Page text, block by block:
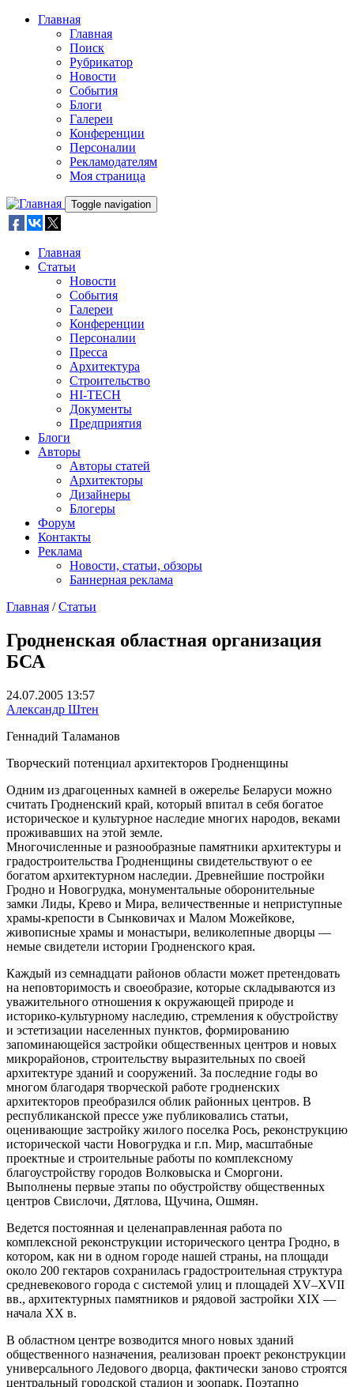
Skip to main content
Главная
Главная
Поиск
Рубрикатор
Новости
События
Блоги
Галереи
Конференции
Персоналии
Рекламодателям
Моя страница
Toggle navigation
Главная
Статьи
Новости
События
Галереи
Конференции
Персоналии
Пресса
Архитектура
Строительство
HI-TECH
Документы
Предприятия
Блоги
Авторы
Авторы статей
Архитекторы
Дизайнеры
Блогеры
Форум
Контакты
Реклама
Новости, статьи, обзоры
Баннерная реклама
Главная / Статьи
Гродненская областная организация
БСА
24.07.2005 13:57
Александр Штен
Геннадий Таламанов
Творческий потенциал архитекторов Гродненщины
Одним из драгоценных камней в ожерелье Беларуси можно
считать Гродненский край, который впитал в себя богатое
историческое и культурное наследие многих народов, веками
проживавших на этой земле.
Многочисленные и разнообразные памятники архитектуры и
градостроительства Гродненщины свидетельствуют о ее
богатом архитектурном наследии. Древнейшие постройки
Гродно и Новогрудка, монументальные оборонительные
замки Лиды, Крево и Мира, величественные и неприступные
храмы-крепости в Сынковичах и Малом Можейкове,
живописные храмы и монастыри, великолепные дворцы —
немые свидетели истории Гродненского края.
Каждый из семнадцати районов области может претендовать
на неповторимость и своеобразие, которые складываются из
уважительного отношения к окружающей природе и
историко-культурному наследию, стремления к обустройству
и эстетизации населенных пунктов, формированию
запоминающейся застройки общественных центров и новых
микрорайонов, строительству выразительных по своей
архитектуре зданий и сооружений. За последние годы во
многом благодаря творческой работе гродненских
архитекторов преобразился облик районных центров. В
республиканской прессе уже публиковались статьи,
оценивающие застройку жилого поселка Рось, реконструкцию
исторической части Новогрудка и г.п. Мир, масштабные
проектные и строительные работы по комплексному
благоустройству городов Волковыска и Сморгони.
Выполнены первые этапы по обустройству общественных
центров Свислочи, Дятлова, Щучина, Ошмян.
Ведется постоянная и целенаправленная работа по
комплексной реконструкции исторического центра Гродно, в
котором, как ни в одном городе нашей страны, на площади
около 200 гектаров сохранилась градостроительная структура
средневекового города с системой улиц и площадей XV–XVII
вв., архитектурных памятников и рядовой застройки XIX —
начала XX в.
В областном центре возводится много новых зданий
общественного назначения, реализован проект реконструкции
универсального Ледового дворца, фактически заново строятся
центральный городской стадион и зоопарк. Поэтапно